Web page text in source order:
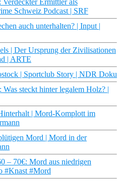
Ermittler als
Schweiz Podcast | SRF
auch unterhalten? | Input |
| Der Ursprung der Zivilisationen
| ARTE
| Sportclub Story | NDR Doku
steckt hinter legalem Holz? |
| Mord-Komplott im
Mord | Mord in der
– 70€: Mord aus niedrigen
#Knast #Mord